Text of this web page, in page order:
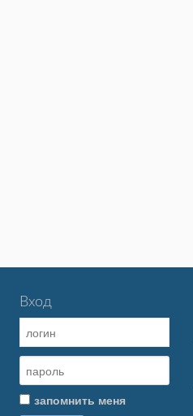
Вход
запомнить меня